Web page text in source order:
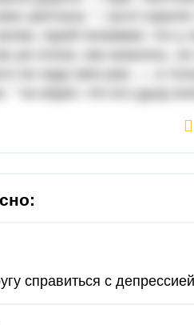
не надо мне рая, — а
" он верит, что его душу
справиться с